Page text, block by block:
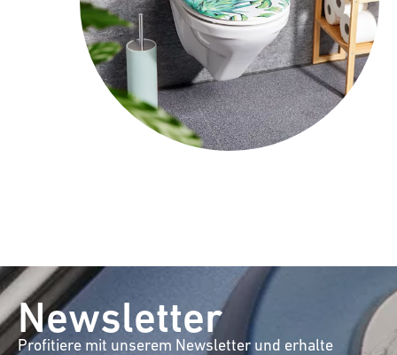
Newsletter
Profitiere mit unserem Newsletter und erhalte